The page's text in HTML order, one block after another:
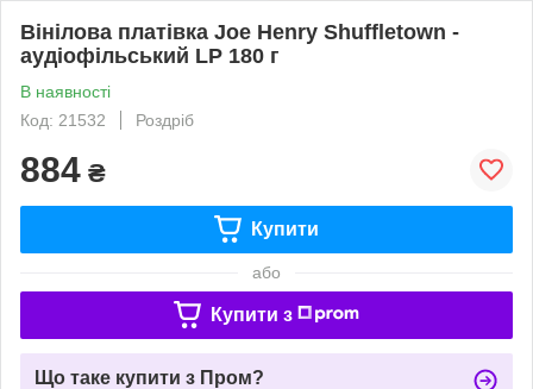
Вінілова платівка Joe Henry Shuffletown -
аудіофільський LP 180 г
В наявності
Код: 21532
Роздріб
884 ₴
Купити
або
Купити з
Що таке купити з Пром?